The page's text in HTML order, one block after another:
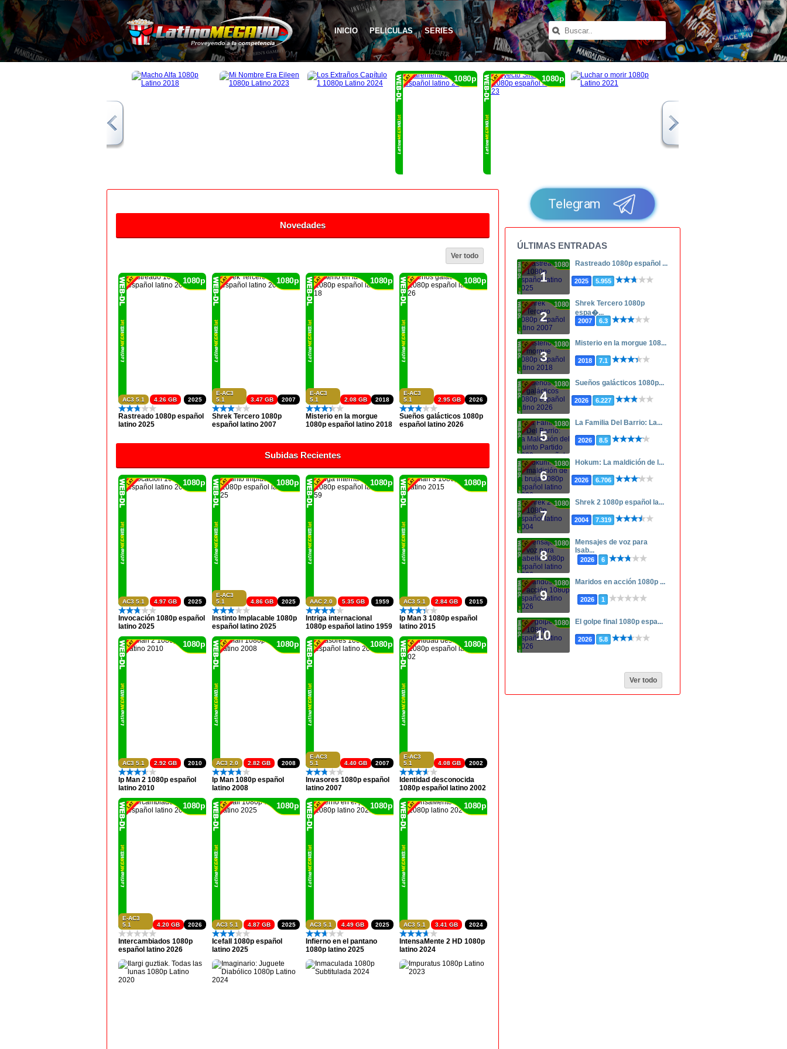
INICIO PELICULAS SERIES
1080p 1080p
Novedades
Ver todo
AC3 5.1 2025
4.26 GB
1080p
Rastreado 1080p español
latino 2025
E-AC3
5.1
2007
3.47 GB
1080p
Shrek Tercero 1080p
español latino 2007
E-AC3
5.1
2018
2.08 GB
1080p
Misterio en la morgue
1080p español latino 2018
E-AC3
5.1
2026
2.95 GB
1080p
Sueños galácticos 1080p
español latino 2026
Subidas Recientes
AC3 5.1 2025
4.97 GB
1080p
Invocación 1080p español
latino 2025
E-AC3
5.1
2025
4.86 GB
1080p
Instinto Implacable 1080p
español latino 2025
AAC 2.0 1959
5.35 GB
1080p
Intriga internacional
1080p español latino 1959
AC3 5.1 2015
2.84 GB
1080p
Ip Man 3 1080p español
latino 2015
AC3 5.1 2010
2.92 GB
1080p
Ip Man 2 1080p español
latino 2010
AC3 2.0 2008
2.82 GB
1080p
Ip Man 1080p español
latino 2008
E-AC3
5.1
2007
4.40 GB
1080p
Invasores 1080p español
latino 2007
E-AC3
5.1
2002
4.08 GB
1080p
Identidad desconocida
1080p español latino 2002
E-AC3
5.1
2026
4.20 GB
1080p
Intercambiados 1080p
español latino 2026
AC3 5.1 2025
4.87 GB
1080p
Icefall 1080p español
latino 2025
AC3 5.1 2025
4.49 GB
1080p
Infierno en el pantano
1080p latino 2025
AC3 5.1 2024
3.41 GB
1080p
IntensaMente 2 HD 1080p
latino 2024
Telegram
ÚLTIMAS ENTRADAS
1
1080p Rastreado 1080p español ...
2025 5.955
2
1080p
Shrek Tercero 1080p
espa�...
2007 6.3
3
1080p Misterio en la morgue 108...
2018 7.1
4
1080p Sueños galácticos 1080p...
2026 6.227
5
1080p La Familia Del Barrio: La...
2026 8.5
6
1080p Hokum: La maldición de l...
2026 6.706
7
1080p Shrek 2 1080p español la...
2004 7.319
8
1080p
Mensajes de voz para
Isab...
2026 6
9
1080p Maridos en acción 1080p ...
2026 1
10
1080p El golpe final 1080p espa...
2026 5.8
Ver todo